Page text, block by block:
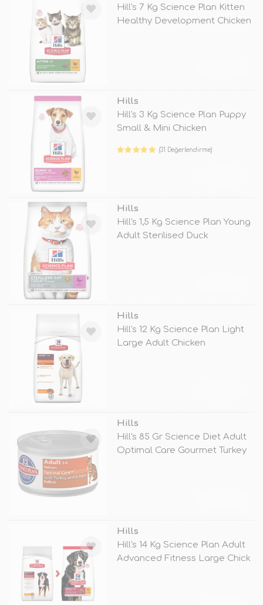
Hill's 7 Kg Science Plan Kitten
Healthy Development Chicken
Hills
Hill's 3 Kg Science Plan Puppy
Small & Mini Chicken
(31 Değerlendirme)
Hills
Hill's 1,5 Kg Science Plan Young
Adult Sterilised Duck
Hills
Hill's 12 Kg Science Plan Light
Large Adult Chicken
Hills
Hill's 85 Gr Science Diet Adult
Optimal Care Gourmet Turkey
Hills
Hill's 14 Kg Science Plan Adult
Advanced Fitness Large Chick